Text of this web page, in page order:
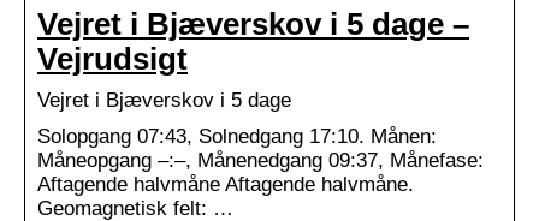
Vejret i Bjæverskov i 5 dage –
Vejrudsigt
Vejret i Bjæverskov i 5 dage
Solopgang 07:43, Solnedgang 17:10. Månen:
Måneopgang –:–, Månenedgang 09:37, Månefase:
Aftagende halvmåne Aftagende halvmåne.
Geomagnetisk felt: …